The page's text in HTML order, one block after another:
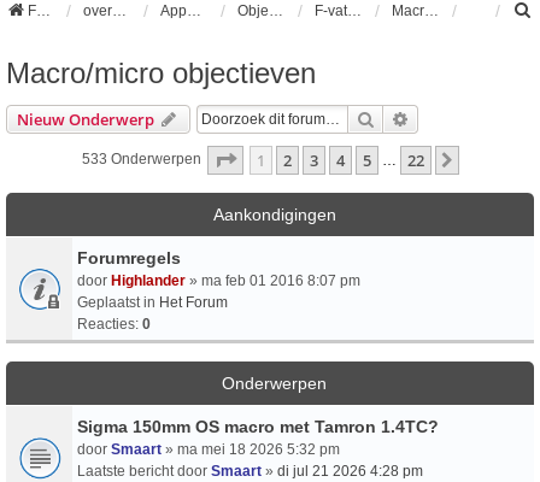
Forum
Macro/micro objectieven
Nieuw Onderwerp Zoek
533 Onderwerpen Pagina Van22
1 2 3 4 5 22
Aankondigingen
Forumregels
door Highlander » ma feb 01 2016 8:07 pm
Geplaatst in Het Forum
Reacties: 0
Onderwerpen
Sigma 150mm OS macro met Tamron 1.4TC?
door Smaart » ma mei 18 2026 5:32 pm
Laatste bericht door Smaart » di jul 21 2026 4:28 pm